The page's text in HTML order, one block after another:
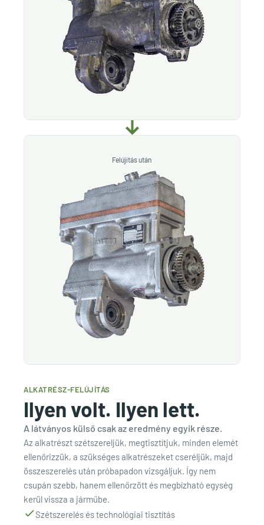
Felújítás után
ALKATRÉSZ-FELÚJÍTÁS
Ilyen volt. Ilyen lett.
A látványos külső csak az eredmény egyik része.
Az alkatrészt szétszereljük, megtisztítjuk, minden elemét
ellenőrizzük, a szükséges alkatrészeket cseréljük, majd
összeszerelés után próbapadon vizsgáljuk. Így nem
csupán szebb, hanem ellenőrzött és megbízható egység
kerül vissza a járműbe.
Szétszerelés és technológiai tisztítás